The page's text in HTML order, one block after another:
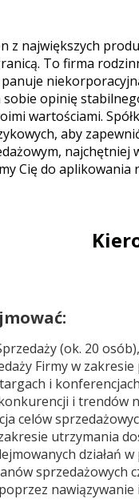
z największych
To firma
sobie opinię
wartościami.
aby
najchętniej
Cię do aplikowania
(ok. 20 osób),
Firmy w
i
i trendów
celów
utrzymania
działań
sprzedażowych